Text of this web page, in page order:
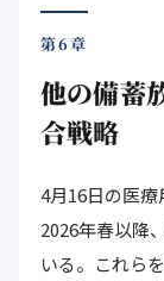
第6章
他の備蓄
合戦略
4月16日の医療
2026年春以降
いる。これら